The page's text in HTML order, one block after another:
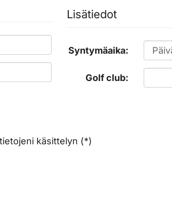
Lisätiedot
Syntymäaika:
Golf club:
käsittelyn (*)